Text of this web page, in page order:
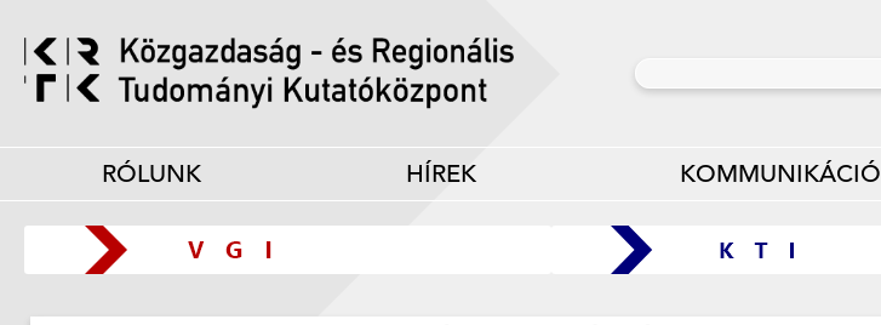
RÓLUNK HÍREK KOMMUNIKÁCIÓ